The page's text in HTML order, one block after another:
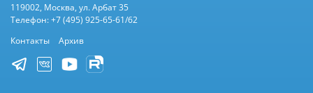
119002, Москва, ул. Арбат 35
Телефон: +7 (495) 925-65-61/62
Контакты
Архив